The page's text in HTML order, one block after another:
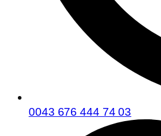
0043 676 444 74 03